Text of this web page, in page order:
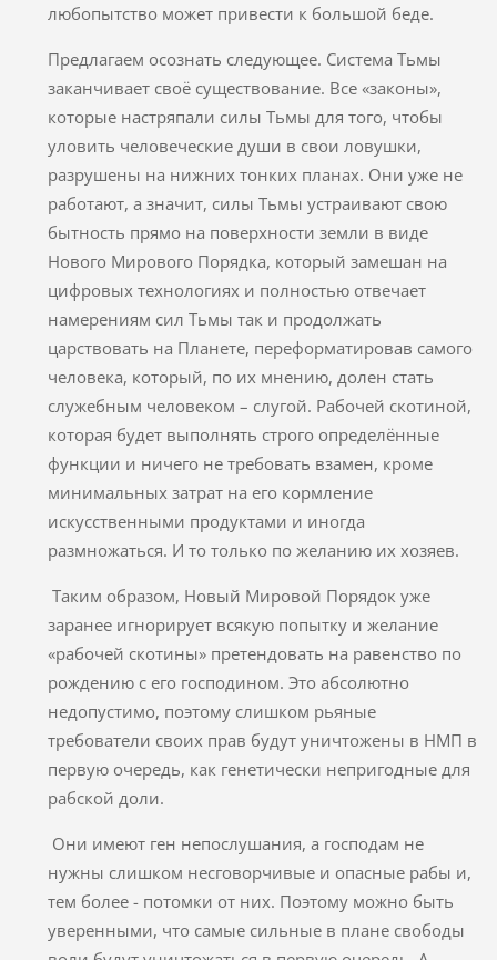
любопытство может привести к большой беде.
Предлагаем осознать следующее. Система Тьмы
заканчивает своё существование. Все «законы»,
которые настряпали силы Тьмы для того, чтобы
уловить человеческие души в свои ловушки,
разрушены на нижних тонких планах. Они уже не
работают, а значит, силы Тьмы устраивают свою
бытность прямо на поверхности земли в виде
Нового Мирового Порядка, который замешан на
цифровых технологиях и полностью отвечает
намерениям сил Тьмы так и продолжать
царствовать на Планете, переформатировав самого
человека, который, по их мнению, долен стать
служебным человеком – слугой. Рабочей скотиной,
которая будет выполнять строго определённые
функции и ничего не требовать взамен, кроме
минимальных затрат на его кормление
искусственными продуктами и иногда
размножаться. И то только по желанию их хозяев.
Таким образом, Новый Мировой Порядок уже
заранее игнорирует всякую попытку и желание
«рабочей скотины» претендовать на равенство по
рождению с его господином. Это абсолютно
недопустимо, поэтому слишком рьяные
требователи своих прав будут уничтожены в НМП в
первую очередь, как генетически непригодные для
рабской доли.
Они имеют ген непослушания, а господам не
нужны слишком несговорчивые и опасные рабы и,
тем более - потомки от них. Поэтому можно быть
уверенными, что самые сильные в плане свободы